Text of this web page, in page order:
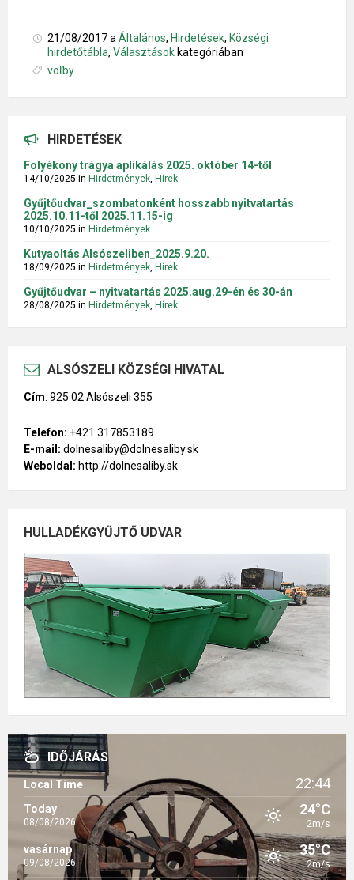
21/08/2017a Általános, Hirdetések, Községi
hirdetőtábla, Választások kategóriában
Tags:
voľby
HIRDETÉSEK
Folyékony trágya aplikálás 2025. október 14-től
14/10/2025 in Hirdetmények Hírek
Gyűjtőudvar_szombatonként hosszabb nyitvatartás
2025.10.11-től 2025.11.15-ig
10/10/2025 in Hirdetmények
Kutyaoltás Alsószeliben_2025.9.20.
18/09/2025 in Hirdetmények Hírek
Gyűjtőudvar – nyitvatartás 2025.aug.29-én és 30-án
28/08/2025 in Hirdetmények Hírek
ALSÓSZELI KÖZSÉGI HIVATAL
Cím: 925 02 Alsószeli 355
Telefon: +421 317853189
E-mail: dolnesaliby@dolnesaliby.sk
Weboldal: http://dolnesaliby.sk
HULLADÉKGYŰJTŐ UDVAR
IDŐJÁRÁS
Local Time 22:44
Today
08/08/2026
24°C
2m/s
vasárnap
09/08/2026
35°C
2m/s